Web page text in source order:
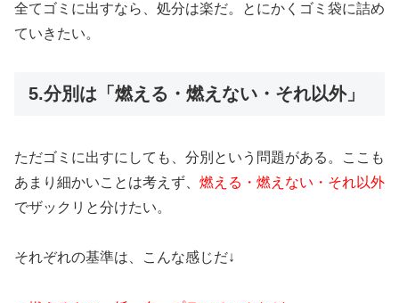
全てゴミに出すなら、処分は楽だ。とにかくゴミ袋に詰め
ていきたい。
5.分別は「燃える・燃えない・それ以外」
ただゴミに出すにしても、分別という問題がある。ここも
あまり細かいことは考えず、 燃える・燃えない・それ以外
でザックリと分けたい。
それぞれの基準は、こんな感じだ↓